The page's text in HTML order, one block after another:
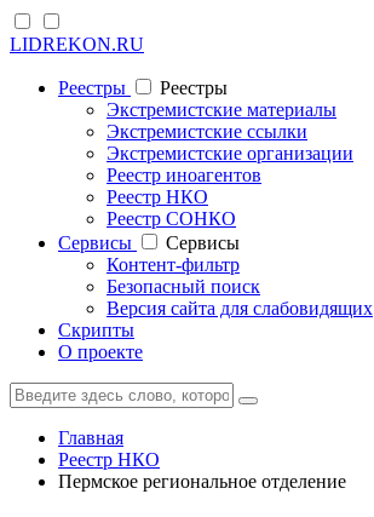
LIDREKON.RU
Реестры
Реестры
Экстремистские материалы
Экстремистские ссылки
Экстремистские организации
Реестр иноагентов
Реестр НКО
Реестр СОНКО
Cервисы
Cервисы
Контент-фильтр
Безопасный поиск
Версия сайта для слабовидящих
Скрипты
О проекте
Главная
Реестр НКО
Пермское региональное отделение